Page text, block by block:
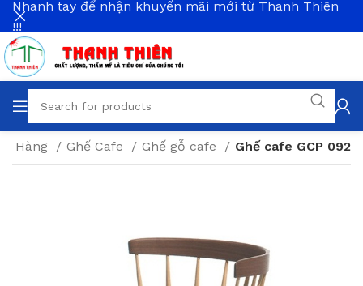
Hàng Ghế Cafe Ghế gỗ cafe Ghế cafe GCP 092
Nhanh tay để nhận khuyến mãi mới từ Thanh Thiên
!!!